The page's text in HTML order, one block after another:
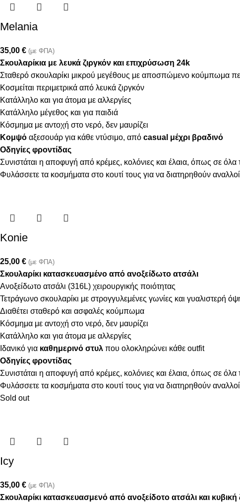
Melania
35,00 € (με ΦΠΑ)
Σκουλαρίκια με λευκά ζιργκόν και επιχρύσωση 24k
Σταθερό σκουλαρίκι μικρού μεγέθους με αποσπώμενο κούμπωμα
Κοσμείται περιμετρικά από λευκά ζιργκόν
Κατάλληλο και για άτομα με αλλεργίες
Κατάλληλο μέγεθος και για παιδιά
Κόσμημα με αντοχή στο νερό, δεν μαυρίζει
Κομψό αξεσουάρ για κάθε ντύσιμο, από casual μέχρι βραδινό
Οδηγίες φροντίδας
Συνιστάται η αποφυγή από κρέμες, κολόνιες και έλαια, όπως σε
Φυλάσσετε τα κοσμήματα στο κουτί τους για να διατηρηθούν
Konie
25,00 € (με ΦΠΑ)
Σκουλαρίκι κατασκευασμένο από ανοξείδωτο ατσάλι
Ανοξείδωτο ατσάλι (316L) χειρουργικής ποιότητας
Τετράγωνο σκουλαρίκι με στρογγυλεμένες γωνίες και γυαλιστερή
Διαθέτει σταθερό και ασφαλές κούμπωμα
Κόσμημα με αντοχή στο νερό, δεν μαυρίζει
Κατάλληλο και για άτομα με αλλεργίες
Ιδανικό για καθημερινό στυλ που ολοκληρώνει κάθε outfit
Οδηγίες φροντίδας
Συνιστάται η αποφυγή από κρέμες, κολόνιες και έλαια, όπως σε
Φυλάσσετε τα κοσμήματα στο κουτί τους για να διατηρηθούν
Sold out
Icy
35,00 € (με ΦΠΑ)
Σκουλαρίκι κατασκευασμενό από ανοξείδοτο ατσάλι και κυβική